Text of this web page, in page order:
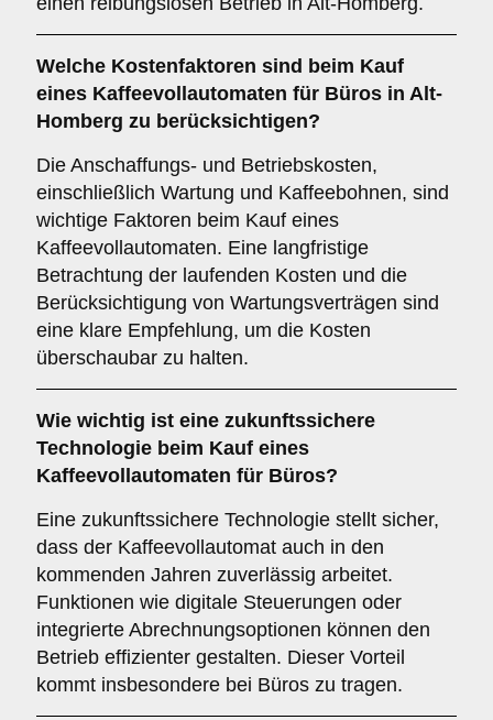
Welche Kostenfaktoren sind beim Kauf
eines Kaffeevollautomaten für Büros in Alt-
Homberg zu berücksichtigen?
Die Anschaffungs- und Betriebskosten,
einschließlich Wartung und Kaffeebohnen, sind
wichtige Faktoren beim Kauf eines
Kaffeevollautomaten. Eine langfristige
Betrachtung der laufenden Kosten und die
Berücksichtigung von Wartungsverträgen sind
eine klare Empfehlung, um die Kosten
überschaubar zu halten.
Wie wichtig ist eine zukunftssichere
Technologie beim Kauf eines
Kaffeevollautomaten für Büros?
Eine zukunftssichere Technologie stellt sicher,
dass der Kaffeevollautomat auch in den
kommenden Jahren zuverlässig arbeitet.
Funktionen wie digitale Steuerungen oder
integrierte Abrechnungsoptionen können den
Betrieb effizienter gestalten. Dieser Vorteil
kommt insbesondere bei Büros zu tragen.